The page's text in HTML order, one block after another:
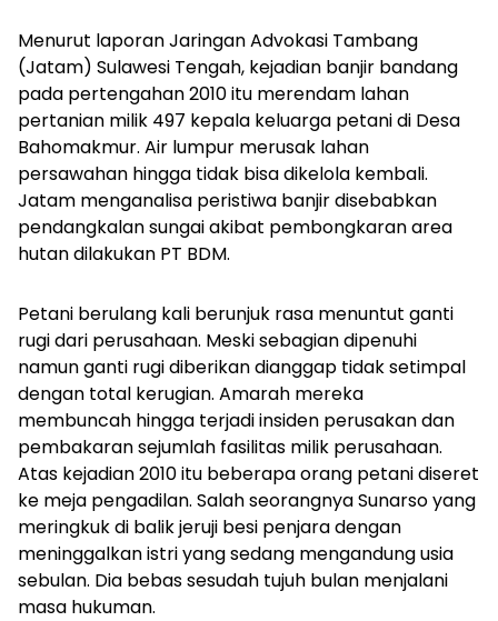
Menurut laporan Jaringan Advokasi Tambang
(Jatam) Sulawesi Tengah, kejadian banjir bandang
pada pertengahan 2010 itu merendam lahan
pertanian milik 497 kepala keluarga petani di Desa
Bahomakmur. Air lumpur merusak lahan
persawahan hingga tidak bisa dikelola kembali.
Jatam menganalisa peristiwa banjir disebabkan
pendangkalan sungai akibat pembongkaran area
hutan dilakukan PT BDM.
Petani berulang kali berunjuk rasa menuntut ganti
rugi dari perusahaan. Meski sebagian dipenuhi
namun ganti rugi diberikan dianggap tidak setimpal
dengan total kerugian. Amarah mereka
membuncah hingga terjadi insiden perusakan dan
pembakaran sejumlah fasilitas milik perusahaan.
Atas kejadian 2010 itu beberapa orang petani diseret
ke meja pengadilan. Salah seorangnya Sunarso yang
meringkuk di balik jeruji besi penjara dengan
meninggalkan istri yang sedang mengandung usia
sebulan. Dia bebas sesudah tujuh bulan menjalani
masa hukuman.